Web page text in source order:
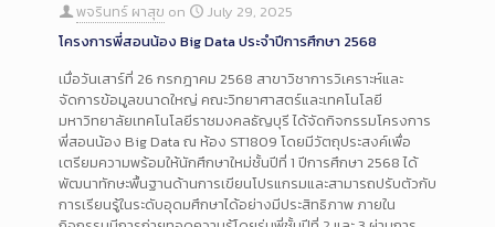
พจรินทร์ ผาสุข on
July 29, 2025
โครงการพี่สอนน้อง Big Data ประจำปีการศึกษา 2568
เมื่อวันเสาร์ที่ 26 กรกฎาคม 2568 สาขาวิชาการวิเคราะห์และ
จัดการข้อมูลขนาดใหญ่ คณะวิทยาศาสตร์และเทคโนโลยี
มหาวิทยาลัยเทคโนโลยีราชมงคลธัญบุรี ได้จัดกิจกรรมโครงการ
พี่สอนน้อง Big Data ณ ห้อง ST1809 โดยมีวัตถุประสงค์เพื่อ
เตรียมความพร้อมให้นักศึกษาใหม่ชั้นปีที่ 1 ปีการศึกษา 2568 ได้
พัฒนาทักษะพื้นฐานด้านการเขียนโปรแกรมและสามารถปรับตัวกับ
การเรียนรู้ในระดับอุดมศึกษาได้อย่างมีประสิทธิภาพ ภายใน